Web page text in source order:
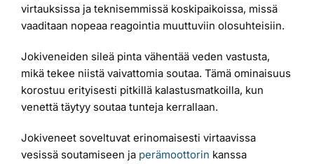
virtauksissa ja teknisemmissä koskipaikoissa, missä
vaaditaan nopeaa reagointia muuttuviin olosuhteisiin.
Jokiveneiden sileä pinta vähentää veden vastusta,
mikä tekee niistä vaivattomia soutaa. Tämä ominaisuus
korostuu erityisesti pitkillä kalastusmatkoilla, kun
venettä täytyy soutaa tunteja kerrallaan.
Jokiveneet soveltuvat erinomaisesti virtaavissa
vesissä soutamiseen ja perämoottorin kanssa